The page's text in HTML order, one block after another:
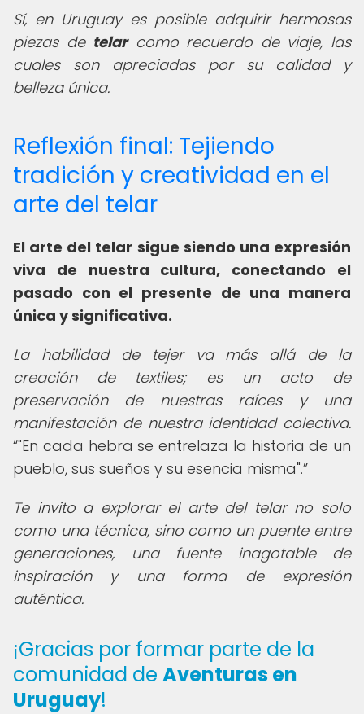
Sí, en Uruguay es posible adquirir hermosas
piezas de telarcomo recuerdo de viaje, las
cuales son apreciadas por su calidad y
belleza única.
Reflexión final: Tejiendo
tradición y creatividad en el
arte del telar
El arte del telar sigue siendo una expresión
viva de nuestra cultura, conectando el
pasado con el presente de una manera
única y significativa.
La habilidad de tejer va más allá de la
creación de textiles; es un acto de
preservación de nuestras raíces y una
manifestación de nuestra identidad colectiva.
"En cada hebra se entrelaza la historia de un
pueblo, sus sueños y su esencia misma".
Te invito a explorar el arte del telar no solo
como una técnica, sino como un puente entre
generaciones, una fuente inagotable de
inspiración y una forma de expresión
auténtica.
¡Gracias por formar parte de la
comunidad de Aventuras en
Uruguay!